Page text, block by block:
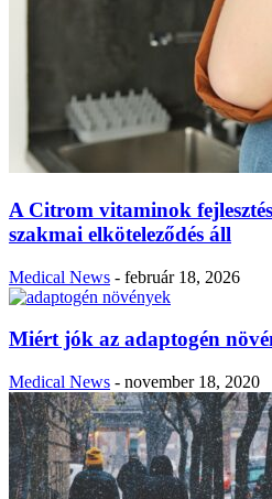
A Citrom vitaminok
szakmai elköteleződés áll
Medical News - február 18, 2026
Miért jók az adaptogén
Medical News - november 18, 2020